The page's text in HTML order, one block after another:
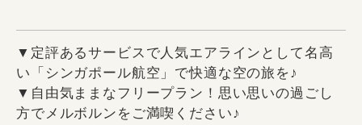
▼定評あるサービスで人気エアラインとして名高
い「シンガポール航空」で快適な空の旅を♪
▼自由気ままなフリープラン！思い思いの過ごし
方でメルボルンをご満喫ください♪